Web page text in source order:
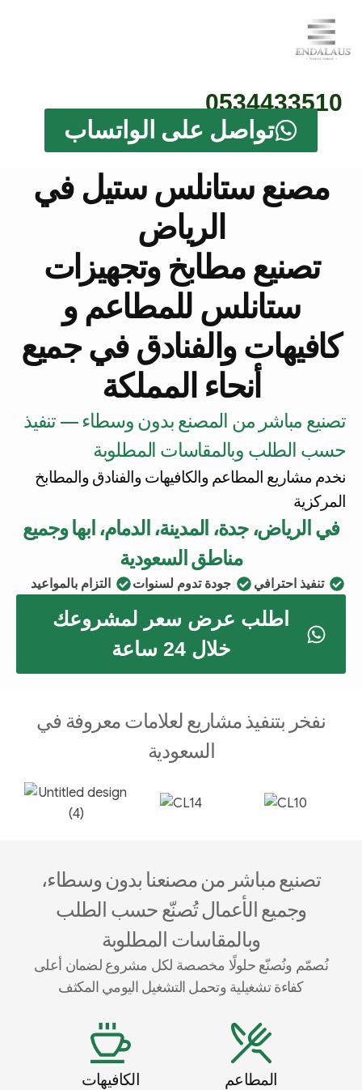
0534433510
تواصل على الواتساب
مصنع ستانلس ستيل في
الرياض
تصنيع مطابخ وتجهيزات
ستانلس للمطاعم و
كافيهات والفنادق في جميع
أنحاء المملكة
تصنيع مباشر من المصنع بدون وسطاء — تنفيذ
حسب الطلب وبالمقاسات المطلوبة
نخدم مشاريع المطاعم والكافيهات والفنادق والمطابخ
المركزية
في الرياض، جدة، المدينة، الدمام، ابها وجميع
مناطق السعودية
تنفيذ احترافي جودة تدوم لسنوات التزام بالمواعيد
اطلب عرض سعر لمشروعك
خلال 24 ساعة
نفخر بتنفيذ مشاريع لعلامات معروفة في
السعودية
تصنيع مباشر من مصنعنا بدون وسطاء،
وجميع الأعمال تُصنّع حسب الطلب
وبالمقاسات المطلوبة
نُصمّم ونُصنّع حلولًا مخصصة لكل مشروع لضمان أعلى
كفاءة تشغيلية وتحمل التشغيل اليومي المكثف
المطاعم الكافيهات